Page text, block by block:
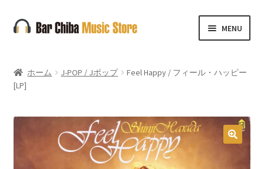
ナ
ビ
ー
シ
コ
ン
ン
ツ
MENU
ホーム J-POP / Jポップ
Feel Happy / フィール・ハッピー
[LP]